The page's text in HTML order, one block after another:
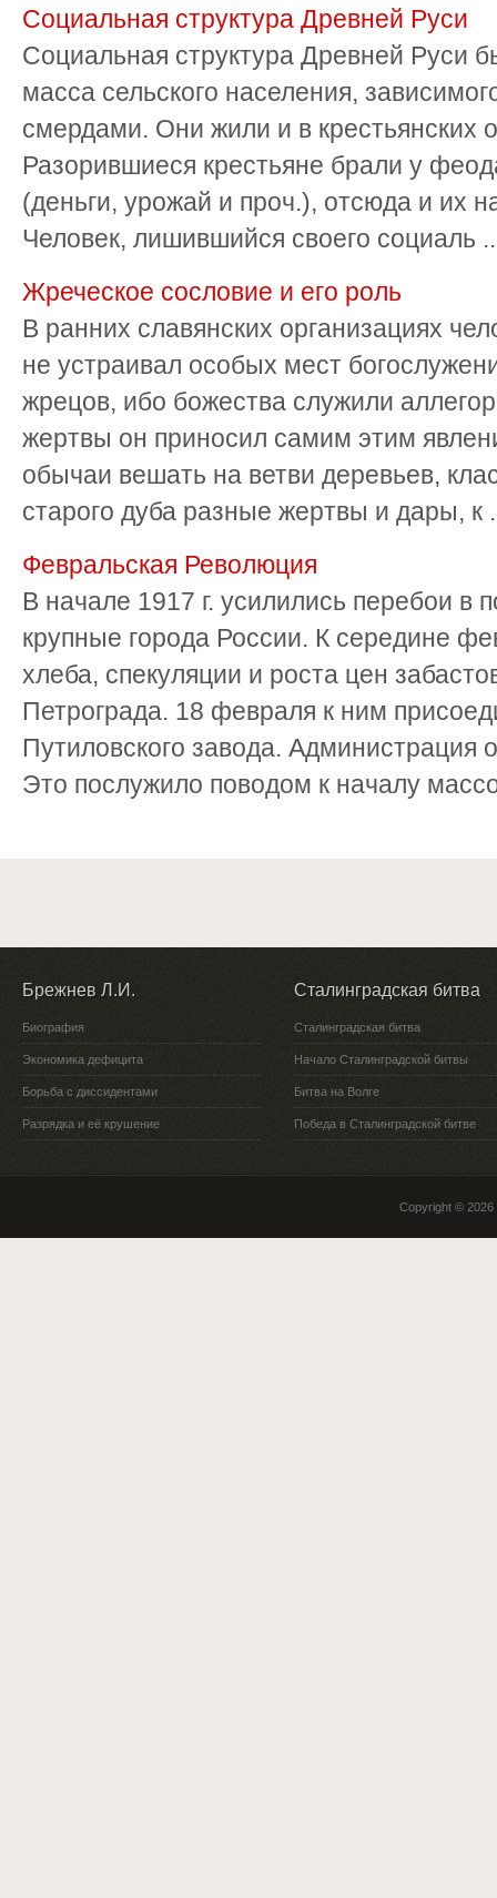
Социальная структура Древней Руси
Социальная структура Древней Руси
масса сельского населения,
смердами. Они жили и в крестьянских
Разорившиеся крестьяне брали у
(деньги, урожай и проч.), отсюда и их
Человек, лишившийся своего социаль
Жреческое сословие и его роль
В ранних славянских организациях
не устраивал особых мест
жрецов, ибо божества служили
жертвы он приносил самим этим
обычаи вешать на ветви деревьев,
старого дуба разные жертвы и дары, к
Февральская Революция
В начале 1917 г. усилились перебои в
крупные города России. К середине
хлеба, спекуляции и роста цен
Петрограда. 18 февраля к ним
Путиловского завода. Администрация
Это послужило поводом к началу
Брежнев Л.И.
Биография
Экономика дефицита
Борьба с диссидентами
Разрядка и её крушение
Сталинградская битва
Сталинградская битва
Начало Сталинградской битвы
Битва на Волге
Победа в Сталинградской битве
Copyright © 2026